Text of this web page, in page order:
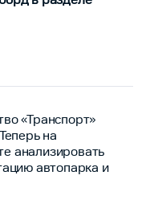
«Транспорт»
на
анализировать
автопарка и